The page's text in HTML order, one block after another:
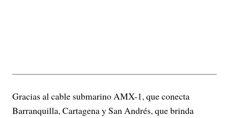
Gracias al cable submarino AMX-1, que conecta
Barranquilla, Cartagena y San Andrés, que brinda